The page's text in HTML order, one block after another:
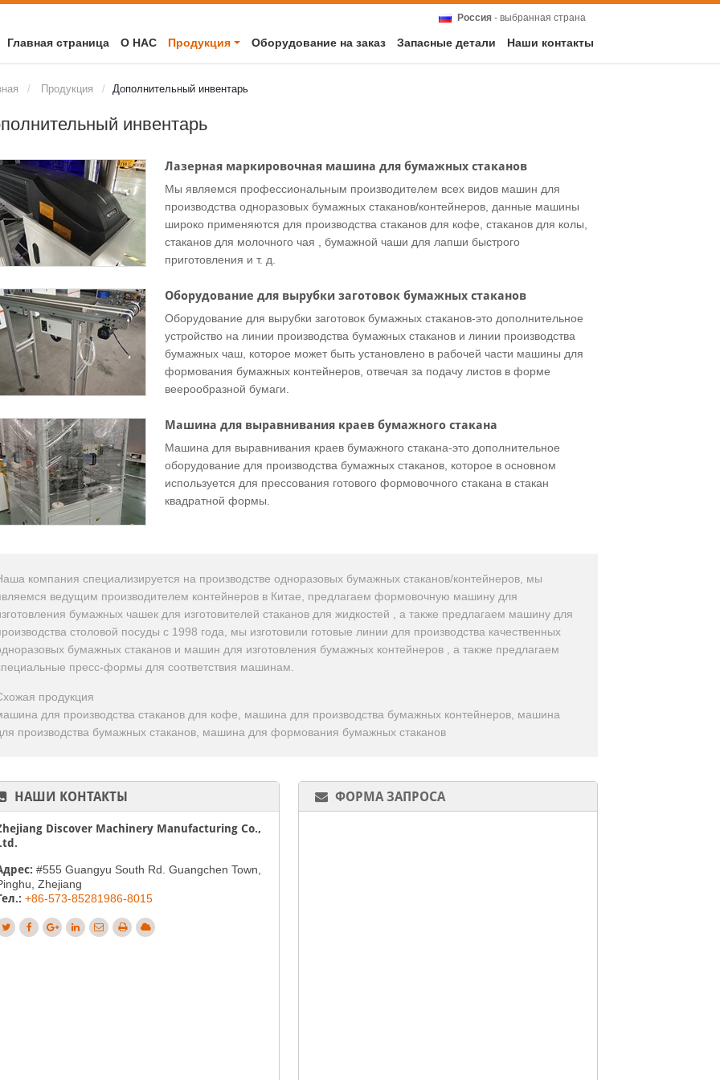
Россия - выбранная страна
Главная страница О НАС Продукция Оборудование на заказ Запасные детали Наши контакты
Продукция Дополнительный инвентарь
инвентарь
Лазерная маркировочная машина для бумажных стаканов
Мы являемся профессиональным производителем всех видов машин для
производства одноразовых бумажных стаканов/контейнеров, данные машины
широко применяются для производства стаканов для кофе, стаканов для колы,
стаканов для молочного чая , бумажной чаши для лапши быстрого
приготовления и т. д.
Оборудование для вырубки заготовок бумажных стаканов
Оборудование для вырубки заготовок бумажных стаканов-это дополнительное
устройство на линии производства бумажных стаканов и линии производства
бумажных чаш, которое может быть установлено в рабочей части машины для
формования бумажных контейнеров, отвечая за подачу листов в форме
веерообразной бумаги.
Машина для выравнивания краев бумажного стакана
Машина для выравнивания краев бумажного стакана-это дополнительное
оборудование для производства бумажных стаканов, которое в основном
используется для прессования готового формовочного стакана в стакан
квадратной формы.
компания специализируется на производстве одноразовых бумажных стаканов/контейнеров, мы
ведущим производителем контейнеров в Китае, предлагаем формовочную машину для
бумажных чашек для изготовителей стаканов для жидкостей , а также предлагаем машину для
столовой посуды с 1998 года, мы изготовили готовые линии для производства качественных
бумажных стаканов и машин для изготовления бумажных контейнеров , а также предлагаем
пресс-формы для соответствия машинам.
продукция
для производства стаканов для кофе, машина для производства бумажных контейнеров, машина
производства бумажных стаканов, машина для формования бумажных стаканов
ФОРМА ЗАПРОСА
НАШИ КОНТАКТЫ
Discover Machinery Manufacturing Co.,
#555 Guangyu South Rd. Guangchen Town,
Zhejiang
+86-573-85281986-8015